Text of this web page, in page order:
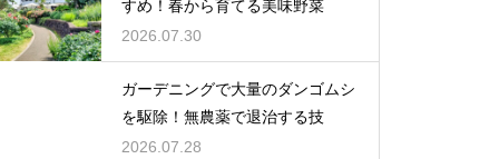
すめ！春から育てる美味野菜
2026.07.30
ガーデニングで大量のダンゴムシ
を駆除！無農薬で退治する技
2026.07.28